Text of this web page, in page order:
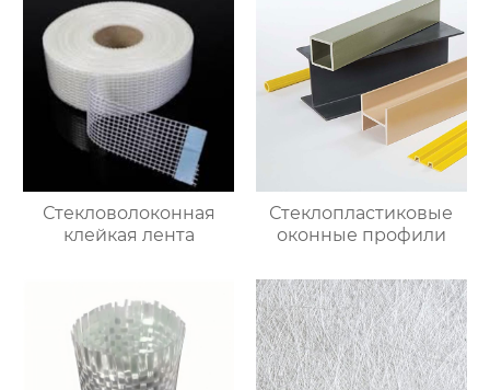
Стекловолоконная
клейкая лента
Стеклопластиковые
оконные профили